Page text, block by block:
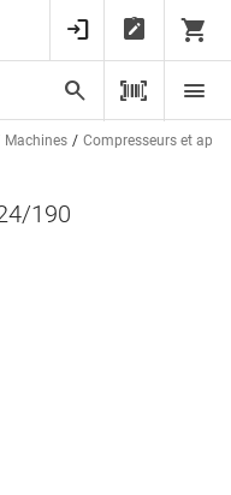
Machines Compresseurs et
190